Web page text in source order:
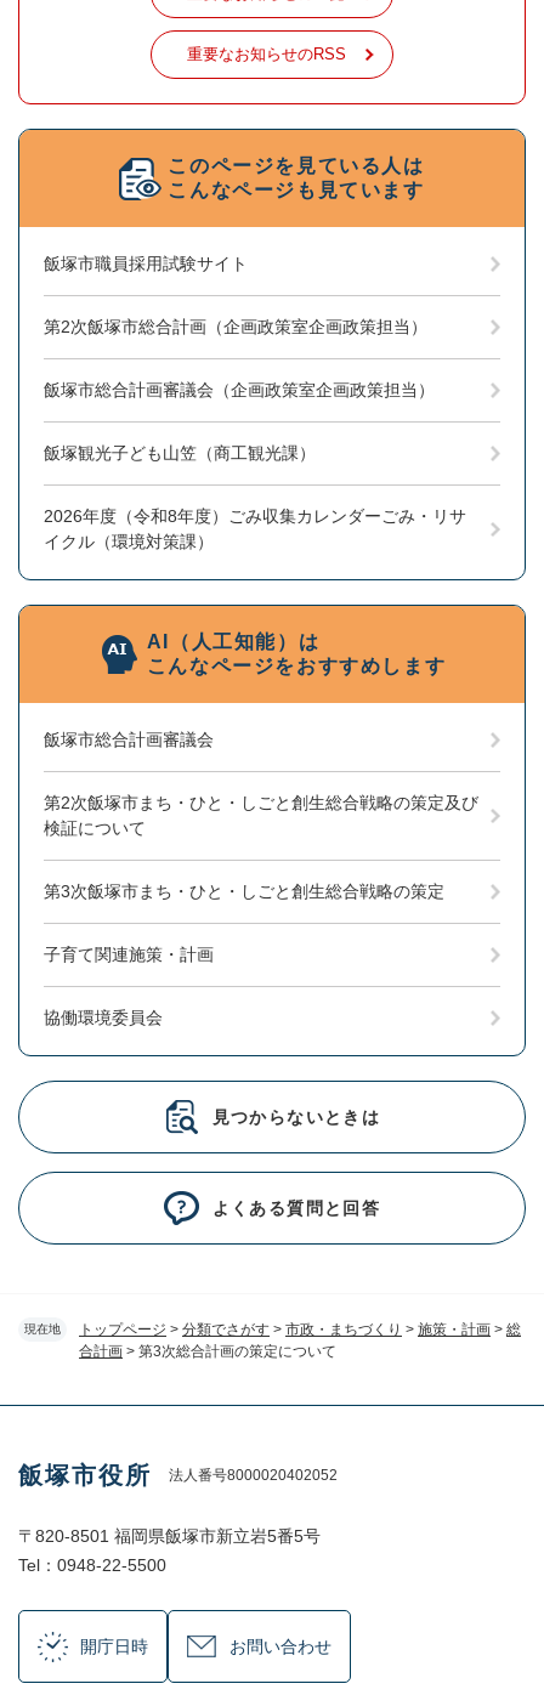
現在地 トップページ > 分類でさがす > 市政・まちづくり > 施策・計画 > 総
合計画 > 第3次総合計画の策定について
重要なお知らせのRSS
このページを見ている人は
こんなページも見ています
飯塚市職員採用試験サイト
第2次飯塚市総合計画（企画政策室企画政策担当）
飯塚市総合計画審議会（企画政策室企画政策担当）
飯塚観光子ども山笠（商工観光課）
2026年度（令和8年度）ごみ収集カレンダーごみ・リサ
イクル（環境対策課）
AI（人工知能）は
こんなページをおすすめします
飯塚市総合計画審議会
第2次飯塚市まち・ひと・しごと創生総合戦略の策定及び
検証について
第3次飯塚市まち・ひと・しごと創生総合戦略の策定
子育て関連施策・計画
協働環境委員会
見つからないときは
よくある質問と回答
飯塚市役所 法人番号8000020402052
〒820-8501 福岡県飯塚市新立岩5番5号
Tel：0948-22-5500
開庁日時 お問い合わせ